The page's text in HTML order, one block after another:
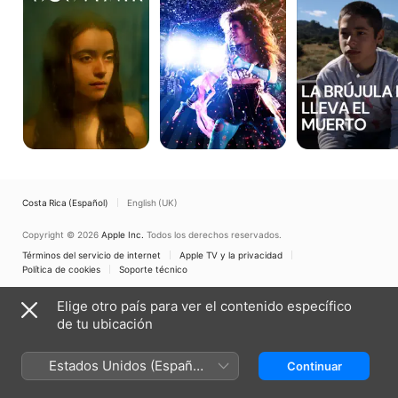
lleva
el
Muerto
Costa Rica (Español) English (UK)
Copyright © 2026 Apple Inc. Todos los derechos reservados.
Términos del servicio de internet
Apple TV y la privacidad
Política de cookies
Soporte técnico
Elige otro país para ver el contenido específico
de tu ubicación
Estados Unidos (Español
México)
Continuar